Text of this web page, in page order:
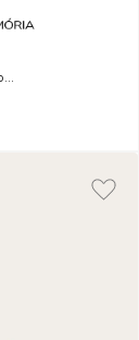
Tassel